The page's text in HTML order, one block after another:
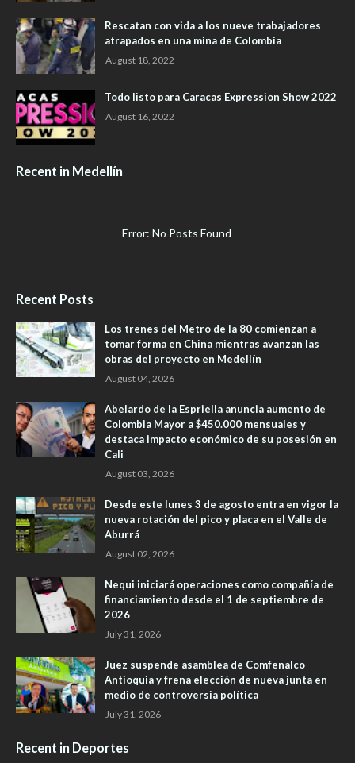
Rescatan con vida a los nueve trabajadores
atrapados en una mina de Colombia
August 18, 2022
Todo listo para Caracas Expression Show 2022
August 16, 2022
Recent in Medellín
Error: No Posts Found
Recent Posts
Los trenes del Metro de la 80 comienzan a
tomar forma en China mientras avanzan las
obras del proyecto en Medellín
August 04, 2026
Abelardo de la Espriella anuncia aumento de
Colombia Mayor a $450.000 mensuales y
destaca impacto económico de su posesión en
Cali
August 03, 2026
Desde este lunes 3 de agosto entra en vigor la
nueva rotación del pico y placa en el Valle de
Aburrá
August 02, 2026
Nequi iniciará operaciones como compañía de
financiamiento desde el 1 de septiembre de
2026
July 31, 2026
Juez suspende asamblea de Comfenalco
Antioquia y frena elección de nueva junta en
medio de controversia política
July 31, 2026
Recent in Deportes